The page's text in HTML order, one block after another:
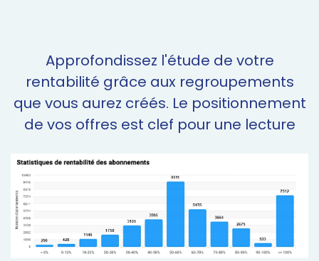
Approfondissez l'étude de votre
rentabilité grâce aux regroupements
que vous aurez créés. Le positionnement
de vos offres est clef pour une lecture